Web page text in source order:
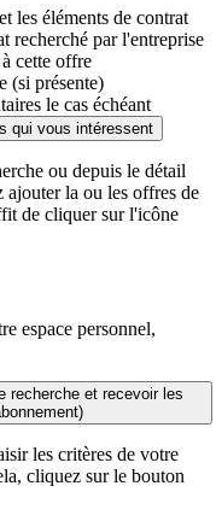
les éléments de contrat
recherché par l'entreprise
cette offre
(si présente)
le cas échéant
qui vous intéressent
ou depuis le détail
la ou les offres de
de cliquer sur l'icône
espace personnel,
recherche et recevoir les
les critères de votre
cliquez sur le bouton